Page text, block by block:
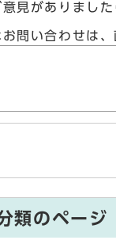
見がありました
お問い合わせは
類のページ